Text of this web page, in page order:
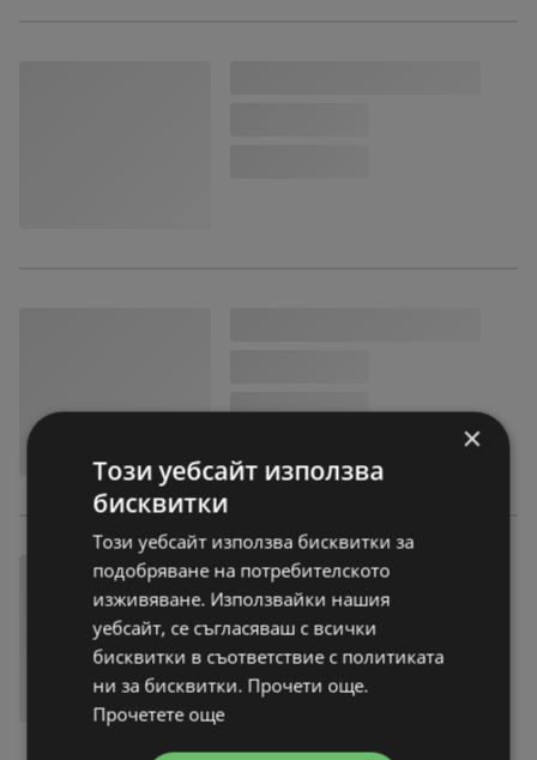
×
Този уебсайт използва
бисквитки
Този уебсайт използва бисквитки за
подобряване на потребителското
изживяване. Използвайки нашия
уебсайт, се съгласяваш с всички
бисквитки в съответствие с политиката
ни за бисквитки. Прочети още.
Прочетете още